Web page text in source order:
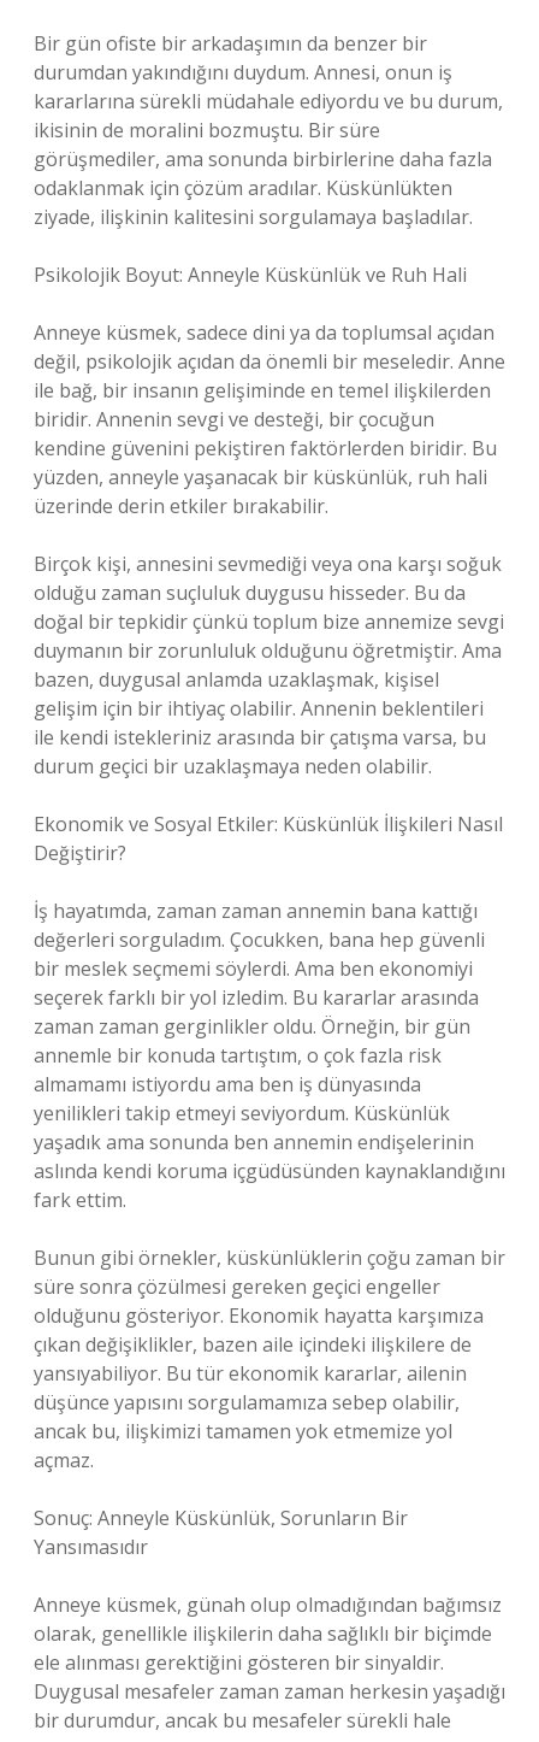
Bir gün ofiste bir arkadaşımın da benzer bir
durumdan yakındığını duydum. Annesi, onun iş
kararlarına sürekli müdahale ediyordu ve bu durum,
ikisinin de moralini bozmuştu. Bir süre
görüşmediler, ama sonunda birbirlerine daha fazla
odaklanmak için çözüm aradılar. Küskünlükten
ziyade, ilişkinin kalitesini sorgulamaya başladılar.
Psikolojik Boyut: Anneyle Küskünlük ve Ruh Hali
Anneye küsmek, sadece dini ya da toplumsal açıdan
değil, psikolojik açıdan da önemli bir meseledir. Anne
ile bağ, bir insanın gelişiminde en temel ilişkilerden
biridir. Annenin sevgi ve desteği, bir çocuğun
kendine güvenini pekiştiren faktörlerden biridir. Bu
yüzden, anneyle yaşanacak bir küskünlük, ruh hali
üzerinde derin etkiler bırakabilir.
Birçok kişi, annesini sevmediği veya ona karşı soğuk
olduğu zaman suçluluk duygusu hisseder. Bu da
doğal bir tepkidir çünkü toplum bize annemize sevgi
duymanın bir zorunluluk olduğunu öğretmiştir. Ama
bazen, duygusal anlamda uzaklaşmak, kişisel
gelişim için bir ihtiyaç olabilir. Annenin beklentileri
ile kendi istekleriniz arasında bir çatışma varsa, bu
durum geçici bir uzaklaşmaya neden olabilir.
Ekonomik ve Sosyal Etkiler: Küskünlük İlişkileri Nasıl
Değiştirir?
İş hayatımda, zaman zaman annemin bana kattığı
değerleri sorguladım. Çocukken, bana hep güvenli
bir meslek seçmemi söylerdi. Ama ben ekonomiyi
seçerek farklı bir yol izledim. Bu kararlar arasında
zaman zaman gerginlikler oldu. Örneğin, bir gün
annemle bir konuda tartıştım, o çok fazla risk
almamamı istiyordu ama ben iş dünyasında
yenilikleri takip etmeyi seviyordum. Küskünlük
yaşadık ama sonunda ben annemin endişelerinin
aslında kendi koruma içgüdüsünden kaynaklandığını
fark ettim.
Bunun gibi örnekler, küskünlüklerin çoğu zaman bir
süre sonra çözülmesi gereken geçici engeller
olduğunu gösteriyor. Ekonomik hayatta karşımıza
çıkan değişiklikler, bazen aile içindeki ilişkilere de
yansıyabiliyor. Bu tür ekonomik kararlar, ailenin
düşünce yapısını sorgulamamıza sebep olabilir,
ancak bu, ilişkimizi tamamen yok etmemize yol
açmaz.
Sonuç: Anneyle Küskünlük, Sorunların Bir
Yansımasıdır
Anneye küsmek, günah olup olmadığından bağımsız
olarak, genellikle ilişkilerin daha sağlıklı bir biçimde
ele alınması gerektiğini gösteren bir sinyaldir.
Duygusal mesafeler zaman zaman herkesin yaşadığı
bir durumdur, ancak bu mesafeler sürekli hale